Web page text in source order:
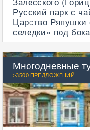
Русский парк с
Царство Ряпушки
селедки» под
Многодневные
>3500 ПРЕДЛОЖЕНИЙ